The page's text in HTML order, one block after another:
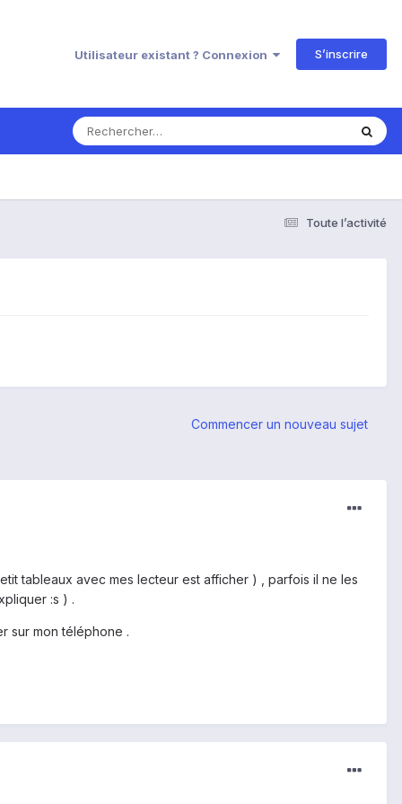
Utilisateur existant ? Connexion S’inscrire
Toute l’activité
Commencer un nouveau sujet
tableaux avec mes lecteur est afficher ) , parfois il ne les
:s ) .
sur mon téléphone .